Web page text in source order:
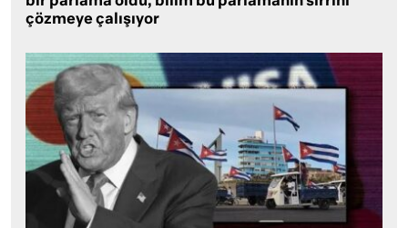
çözmeye çalışıyor